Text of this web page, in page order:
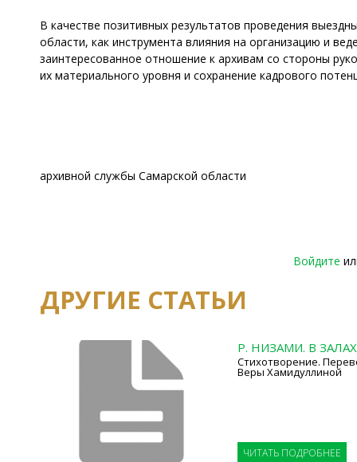
В качестве позитивных результатов проведения
области, как инструмента влияния на организацию и
заинтересованное отношение к архивам со стороны
их материального уровня и сохранение кадрового
архивной службы Самарской области
Войдите
ДРУГИЕ СТАТЬИ
Р. НИЗАМИ. В
Стихотворение.
Веры Хамидуллиной
ЧИТАТЬ ПОДРОБНЕЕ